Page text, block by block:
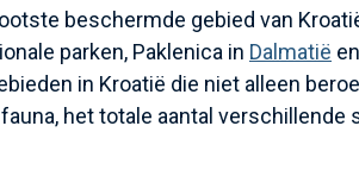
beschermde gebied van
parken, Paklenica in Dalmatië
in Kroatië die niet alleen
het totale aantal